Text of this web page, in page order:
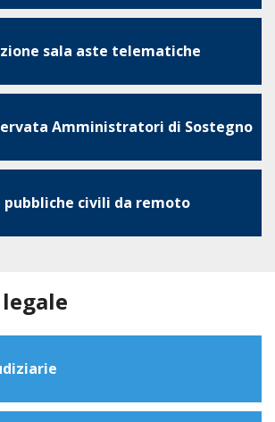
sala aste telematiche
Amministratori di Sostegno
pubbliche civili da remoto